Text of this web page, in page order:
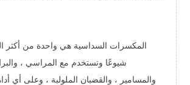
المكسرات السداسية هي واحدة من أكثر
شيوعًا وتستخدم مع المراسي ،
والمسامير ، والقضبان الملولبة ، وعلى أي